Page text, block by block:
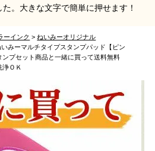
。大きな文字で簡単に押せます！
ーインク
ねいみーオリジナル
みーマルチタイプスタンプパッド【ピン
プセット商品と一緒に買って送料無料
ＯＫ